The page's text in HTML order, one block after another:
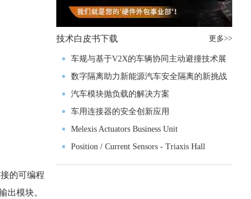
的可编程
出模块。
技术白皮书下载 更多>>
车规与基于V2X的车辆协同主动避撞技术展
望
数字隔离助力新能源汽车安全隔离的新挑战
汽车模块抛负载的解决方案
车用连接器的安全创新应用
Melexis Actuators Business Unit
Position / Current Sensors - Triaxis Hall